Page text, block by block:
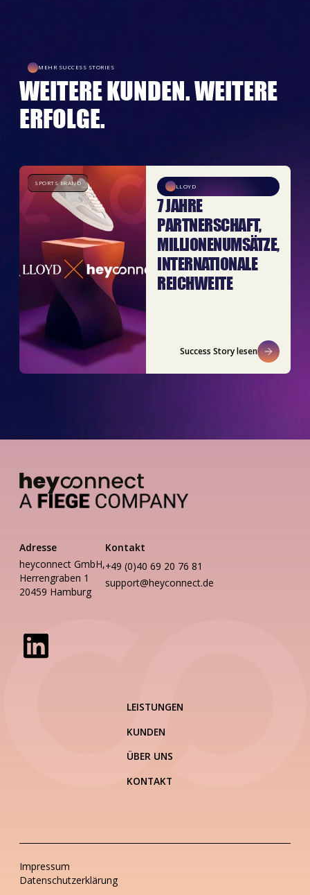
MEHR SUCCESS STORIES
WEITERE KUNDEN. WEITERE
ERFOLGE.
SPORTS BRAND LLOYD
7 JAHRE
PARTNERSCHAFT,
MILLIONENUMSÄTZE,
INTERNATIONALE
REICHWEITE
Success Story lesen
Adresse
heyconnect GmbH,
Herrengraben 1
20459 Hamburg
Kontakt
+49 (0)40 69 20 76 81
support@heyconnect.de
LEISTUNGEN
KUNDEN
ÜBER UNS
KONTAKT
Impressum
Datenschutzerklärung